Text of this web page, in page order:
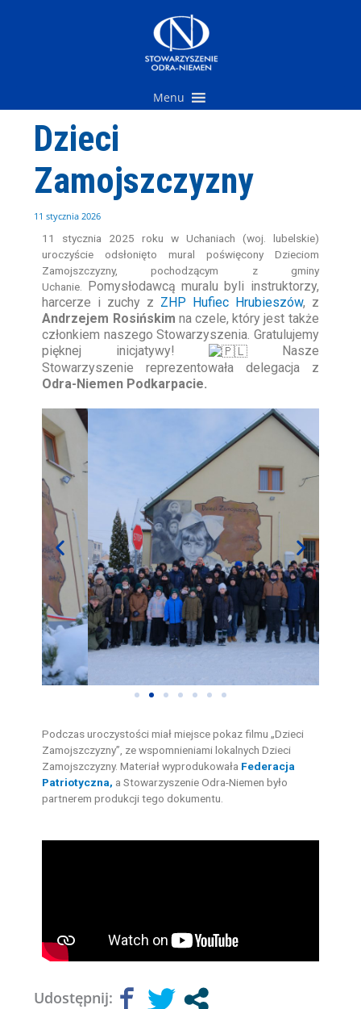
Menu
Dzieci
Zamojszczyzny
11 stycznia 2026
11 stycznia 2025 roku w Uchaniach (woj. lubelskie)
uroczyście odsłonięto mural poświęcony Dzieciom
Zamojszczyzny, pochodzącym z gminy
Uchanie.
Pomysłodawcą muralu byli instruktorzy,
harcerze i zuchy z ZHP Hufiec Hrubieszów, z
Andrzejem Rosińskim na czele, który jest także
członkiem naszego Stowarzyszenia. Gratulujemy
pięknej inicjatywy!
Nasze
Stowarzyszenie reprezentowała delegacja z
Odra-Niemen Podkarpacie.
Podczas uroczystości miał miejsce pokaz filmu „Dzieci
Zamojszczyzny”, ze wspomnieniami lokalnych Dzieci
Zamojszczyzny. Materiał wyprodukowała Federacja
Patriotyczna, a Stowarzyszenie Odra-Niemen było
partnerem produkcji tego dokumentu.
Udostępnij: